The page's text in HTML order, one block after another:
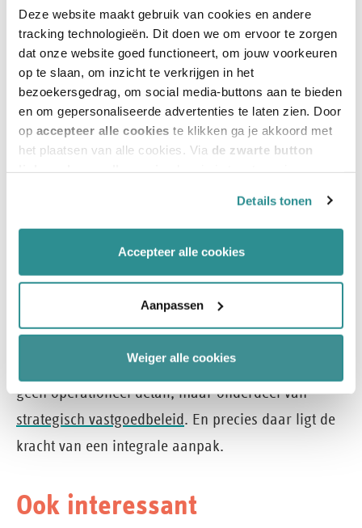
Deze website maakt gebruik van cookies en andere
tracking technologieën. Dit doen we om ervoor te zorgen
dat onze website goed functioneert, om jouw voorkeuren
op te slaan, om inzicht te verkrijgen in het
bezoekersgedrag, om social media-buttons aan te bieden
en om gepersonaliseerde advertenties te laten zien. Door
op accepteer alle cookies te klikken ga je akkoord met
het plaatsen van alle cookies. Via de zwarte button
afhankelijke cookies beheren en/of wijzigen. Lees ook
onscookiestatementvoor meer informatie.
Details tonen
Accepteer alle cookies
Aanpassen
Weiger alle cookies
beheersing.
Strategisch vastgoedbeleid
begint bij exploitatie
Grip op exploitatie vraagt om:
Denken in levensduur in plaats van bouwsom.
Integratie van techniek, bouwkunde en
Actieve energiesturing.
Planmatig onderhoud via MJOP.
Exploitatie van sportaccommodaties is daarmee
geen operationeel detail, maar onderdeel van
strategisch vastgoedbeleid. En precies daar ligt de
kracht van een integrale aanpak.
Ook interessant